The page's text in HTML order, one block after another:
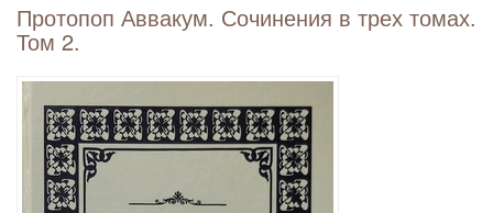
Протопоп Аввакум. Сочинения в трех томах.
Том 2.